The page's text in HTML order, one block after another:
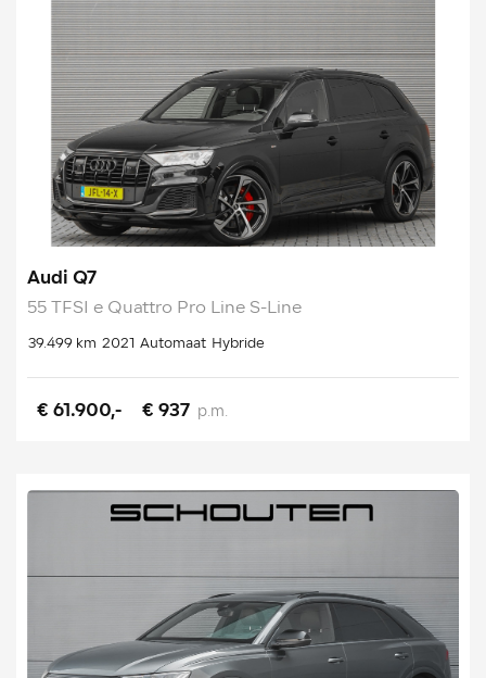
Audi Q7
55 TFSI e Quattro Pro Line S-Line
39.499 km 2021 Automaat Hybride
€ 61.900,- € 937 p.m.